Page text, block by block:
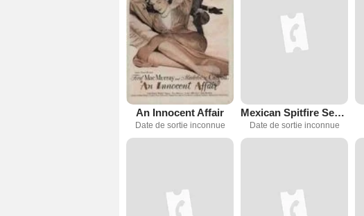
An Innocent Affair
Date de sortie inconnue
Mexican Spitfire Sees a Ghost
Date de sortie inconnue